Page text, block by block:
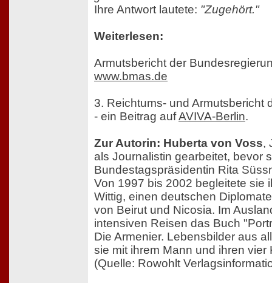
Ihre Antwort lautete: "Zugehört."
Weiterlesen:
Armutsbericht der
www.bmas.de
3. Reichtums- und Armutsbericht
- ein Beitrag aufAVIVA-Berlin.
Zur Autorin: Huberta von Voss,
als Journalistin gearbeitet, bevor
Bundestagspräsidentin Rita
Von 1997 bis 2002 begleitete sie
Wittig, einen deutschen
von Beirut und Nicosia. Im
intensiven Reisen das Buch
Die Armenier. Lebensbilder aus
sie mit ihrem Mann und ihren vier
(Quelle: Rowohlt